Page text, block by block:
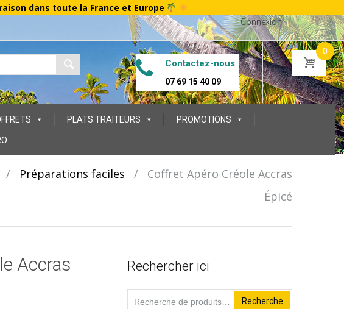
dans toute la France et Europe
Connexion
Contactez-nous
07 69 15 40 09
0
PLATS TRAITEURS PROMOTIONS
/ Préparations faciles /
Coffret Apéro Créole Accras
Épicé
Accras
Rechercher ici
Recherche
Recherche